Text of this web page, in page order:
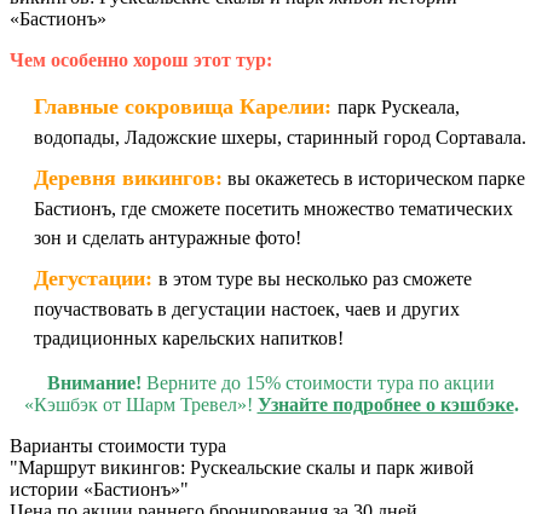
«Бастионъ»
Чем особенно хорош этот тур:
Главные сокровища Карелии: парк Рускеала,
водопады, Ладожские шхеры, старинный город Сортавала.
Деревня викингов: вы окажетесь в историческом парке
Бастионъ, где сможете посетить множество тематических
зон и сделать антуражные фото!
Дегустации: в этом туре вы несколько раз сможете
поучаствовать в дегустации настоек, чаев и других
традиционных карельских напитков!
Внимание! Верните до 15% стоимости тура по акции
«Кэшбэк от Шарм Тревел»! Узнайте подробнее о кэшбэке.
Варианты стоимости тура
"Маршрут викингов: Рускеальские скалы и парк живой
истории «Бастионъ»"